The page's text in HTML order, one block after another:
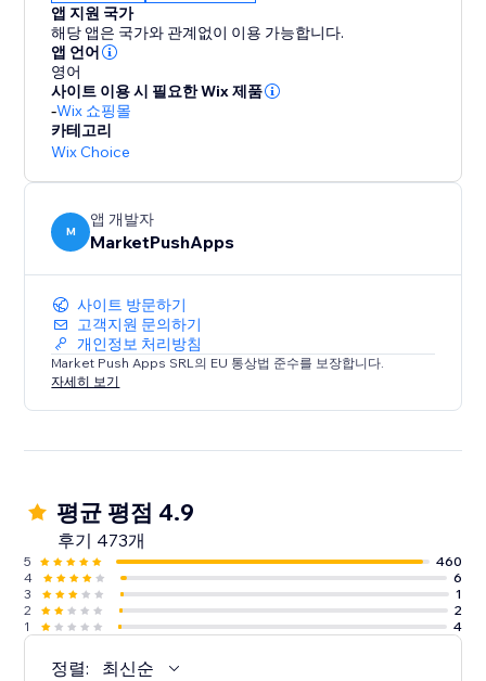
앱 지원 국가
해당 앱은 국가와 관계없이 이용 가능합니다.
앱 언어
영어
사이트 이용 시 필요한 Wix 제품
-Wix 쇼핑몰
카테고리
Wix Choice
M
앱 개발자
MarketPushApps
사이트 방문하기
고객지원 문의하기
개인정보 처리방침
Market Push Apps SRL의 EU 통상법 준수를 보장합니다.
자세히 보기
평균 평점 4.9
후기 473개
5
460
4
6
3
1
2
2
1
4
정렬: 최신순